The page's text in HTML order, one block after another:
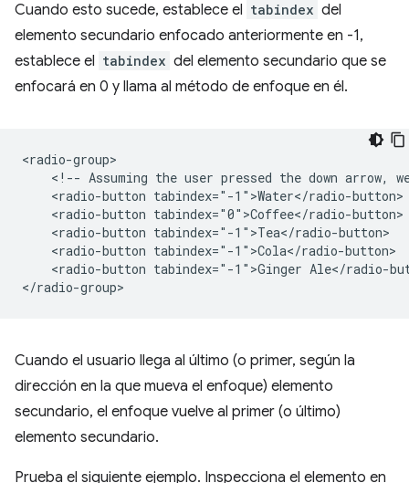
Cuando esto sucede, establece el tabindex del
elemento secundario enfocado anteriormente en -1,
establece el tabindex del elemento secundario que se
enfocará en 0 y llama al método de enfoque en él.
<radio-group>
<!-- Assuming the user pressed the down arrow,
    <radio-button tabindex="-1">Water</radio-button>
<radio-button tabindex="0">Coffee</radio-
    <radio-button tabindex="-1">Tea</radio-button>
    <radio-button tabindex="-1">Cola</radio-button>
<radio-button tabindex="-1">Ginger Ale</radio-
Cuando el usuario llega al último (o primer, según la
dirección en la que mueva el enfoque) elemento
secundario, el enfoque vuelve al primer (o último)
elemento secundario.
Prueba el siguiente ejemplo. Inspecciona el elemento en